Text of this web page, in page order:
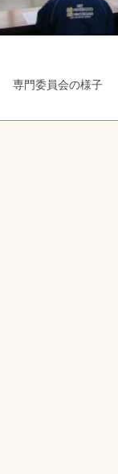
専門委員会の様子